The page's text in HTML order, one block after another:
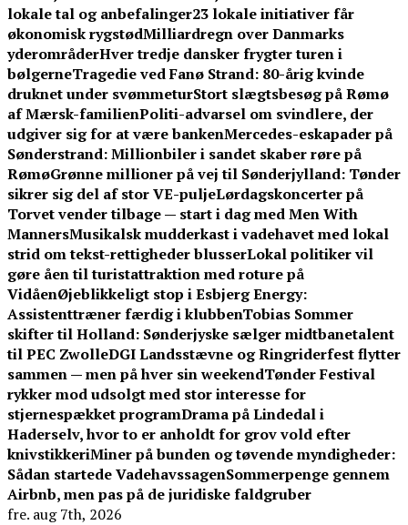
lokale tal og anbefalinger23 lokale initiativer får
økonomisk rygstødMilliardregn over Danmarks
yderområderHver tredje dansker frygter turen i
bølgerneTragedie ved Fanø Strand: 80-årig kvinde
druknet under svømmeturStort slægtsbesøg på Rømø
af Mærsk-familienPoliti-advarsel om svindlere, der
udgiver sig for at være bankenMercedes-eskapader på
Sønderstrand: Millionbiler i sandet skaber røre på
RømøGrønne millioner på vej til Sønderjylland: Tønder
sikrer sig del af stor VE-puljeLørdagskoncerter på
Torvet vender tilbage — start i dag med Men With
MannersMusikalsk mudderkast i vadehavet med lokal
strid om tekst-rettigheder blusserLokal politiker vil
gøre åen til turistattraktion med roture på
VidåenØjeblikkeligt stop i Esbjerg Energy:
Assistenttræner færdig i klubbenTobias Sommer
skifter til Holland: Sønderjyske sælger midtbanetalent
til PEC ZwolleDGI Landsstævne og Ringriderfest flytter
sammen — men på hver sin weekendTønder Festival
rykker mod udsolgt med stor interesse for
stjernespækket programDrama på Lindedal i
Haderselv, hvor to er anholdt for grov vold efter
knivstikkeriMiner på bunden og tøvende myndigheder:
Sådan startede VadehavssagenSommerpenge gennem
Airbnb, men pas på de juridiske faldgruber
fre. aug 7th, 2026